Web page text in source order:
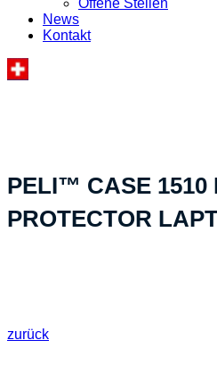
Offene Stellen
News
Kontakt
PELI™ CASE 1510
PROTECTOR
zurück